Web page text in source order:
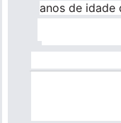
anos de idade